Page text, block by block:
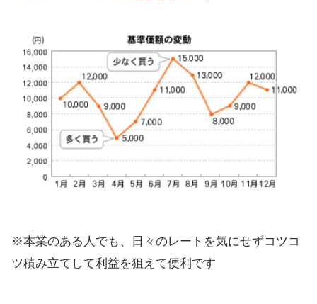
※本業のある人でも、日々のレートを気にせずコツコ
ツ積み立てして利益を狙えて便利です